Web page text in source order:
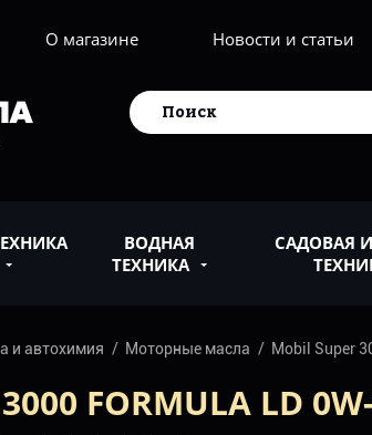
О магазине Новости и статьи
ВОДНАЯ
ТЕХНИКА
САДОВАЯ
и автохимия Моторные масла Mobil Super
FORMULA LD